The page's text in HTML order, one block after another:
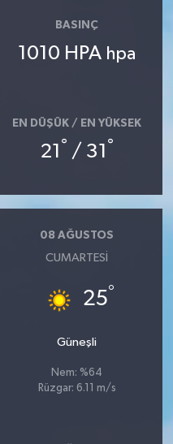
BASINÇ
1010 HPA hpa
EN DÜŞÜK / EN YÜKSEK
21 ° / 31 °
08 AĞUSTOS
CUMARTESI
25°
Güneşli
Nem: %64
Rüzgar: 6.11 m/s